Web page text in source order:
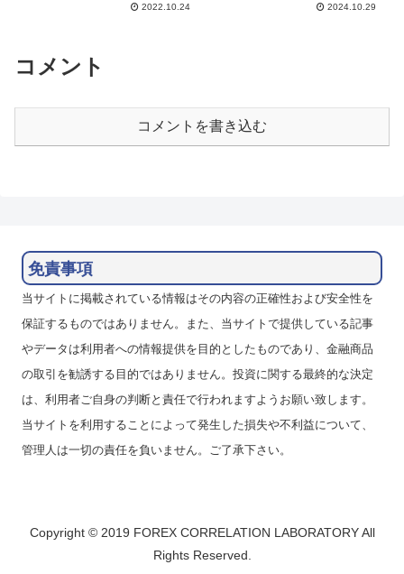
ドル・英ポンド・メキシコペソ・
ポーランドズロチ・チェココル
ナ...
2022.10.24
す。自身の記録もかねてブログで
2024.10.29
コメント
コメントを書き込む
免責事項
当サイトに掲載されている情報はその内容の正確性および安全性を
保証するものではありません。また、当サイトで提供している記事
やデータは利用者への情報提供を目的としたものであり、金融商品
の取引を勧誘する目的ではありません。投資に関する最終的な決定
は、利用者ご自身の判断と責任で行われますようお願い致します。
当サイトを利用することによって発生した損失や不利益について、
管理人は一切の責任を負いません。ご了承下さい。
Copyright © 2019 FOREX CORRELATION LABORATORY All
Rights Reserved.